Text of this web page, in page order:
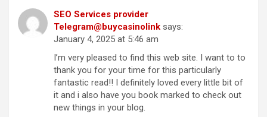
SEO Services provider
Telegram@buycasinolink says:
January 4, 2025 at 5:46 am
I’m very pleased to find this web site. I want to to
thank you for your time for this particularly
fantastic read!! I definitely loved every little bit of
it and i also have you book marked to check out
new things in your blog.